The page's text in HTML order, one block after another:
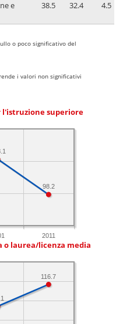
e
38.5 32.4 4.5
o poco significativo del
i valori non significativi
l'istruzione superiore
2011
98.2
o laurea/licenza media
116.7